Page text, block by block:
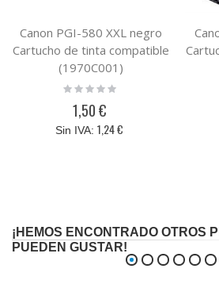
Canon PGI-580 XXL negro
Cartucho de tinta compatible
(1970C001)
Rating:
1,50 €
1,24 €
¡HEMOS ENCONTRADO OTROS
PUEDEN GUSTAR!